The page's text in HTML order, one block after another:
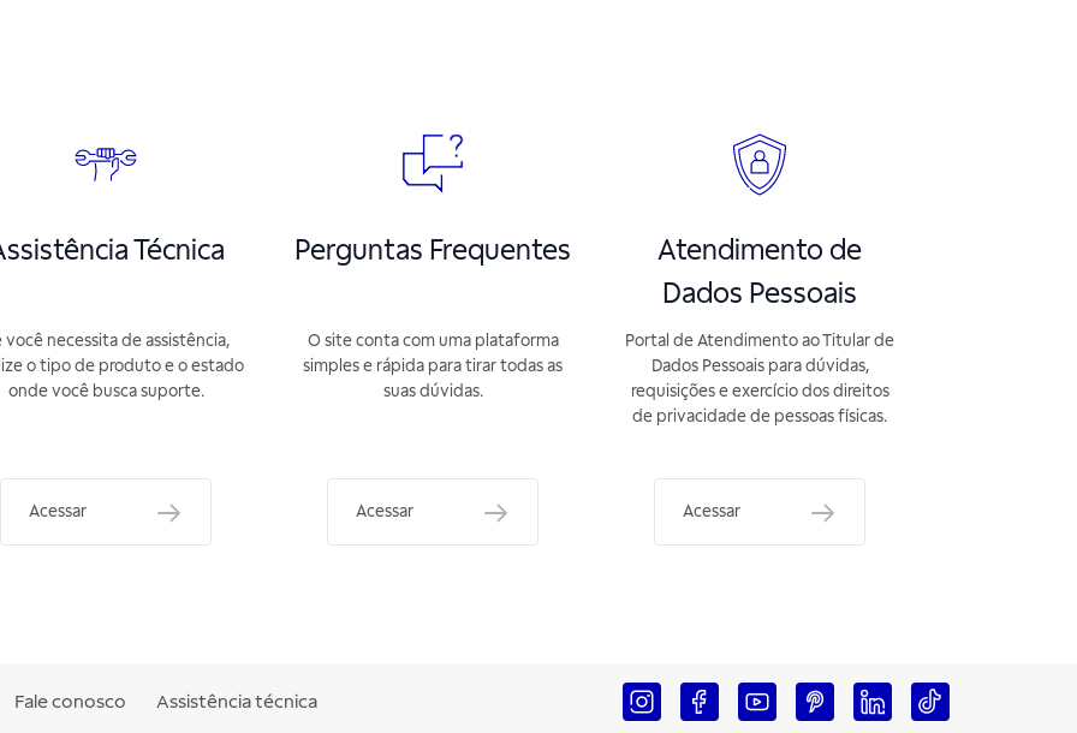
Técnica
você necessita de assistência,
o tipo de produto e o estado
onde você busca suporte.
Acessar
Perguntas Frequentes
O site conta com uma plataforma
simples e rápida para tirar todas as
suas dúvidas.
Acessar
Atendimento de
Dados Pessoais
Portal de Atendimento ao Titular de
Dados Pessoais para dúvidas,
requisições e exercício dos direitos
de privacidade de pessoas físicas.
Acessar
Fale conosco Assistência técnica